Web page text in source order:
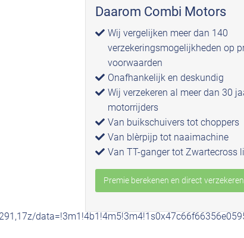
Daarom Combi Motors
Wij vergelijken meer dan 140
verzekeringsmogelijkheden op
voorwaarden
Onafhankelijk en deskundig
Wij verzekeren al meer dan 30
motorrijders
Van buikschuivers tot choppers
Van blèrpijp tot naaimachine
Van TT-ganger tot Zwartecross
Premie berekenen en direct verzekeren